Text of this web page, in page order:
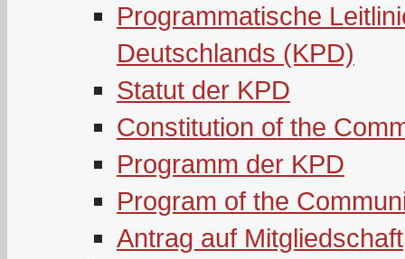
Programmatische
Deutschlands (KPD)
Statut der KPD
Constitution of the
Programm der KPD
Program of the
Antrag auf Mitgliedschaft